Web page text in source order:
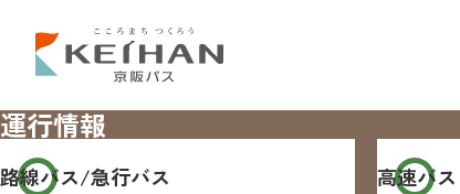
運行情報
路線バス/急行バス 高速バス